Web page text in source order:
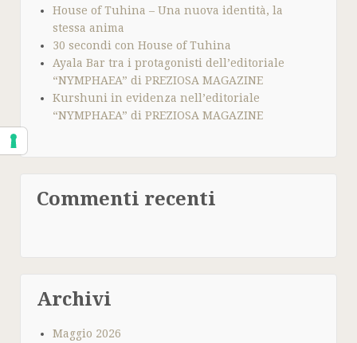
House of Tuhina – Una nuova identità, la
stessa anima
30 secondi con House of Tuhina
Ayala Bar tra i protagonisti dell’editoriale
“NYMPHAEA” di PREZIOSA MAGAZINE
Kurshuni in evidenza nell’editoriale
“NYMPHAEA” di PREZIOSA MAGAZINE
Commenti recenti
Archivi
Maggio 2026